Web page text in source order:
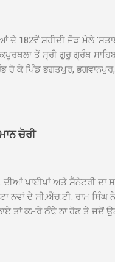
ਦੇ 182ਵੇਂ ਸ਼ਹੀਦੀ ਜੋੜ ਮੇਲੇ
ਤੋਂ ਸ੍ਰੀ ਗੁਰੂ ਗ੍ਰੰਥ
ਹੋ ਕੇ ਪਿੰਡ ਭਗਤਪੁਰ,
ਸ੍ਰੀ ਦਮਦਮਾ ਸਾਹਿਬ
ਦੀ ਗੂੰਜ ਵਿਚ ਨਿੱਘਾ
ਅਰਦਾਸ ਹੋਈ। ਇਸ ਮੌਕੇ ਪੰਜ
ਸੰਤ ਬਾਬਾ ਹਰਜੀਤ ਸਿੰਘ
ਚੋਰੀ
ਪਾਈਪਾਂ ਅਤੇ ਸੈਨੇਟਰੀ ਦਾ
ਨਵਾਂ ਦੇ ਸੀ.ਐੱਚ.ਟੀ. ਰਾਮ
ਤਾਂ ਕਮਰੇ ਠੰਢੇ ਨਾ ਹੋਣ ਤੇ ਜਦੋਂ
ਗੇੜਾ ਮਾਰਦੇ ਸਨ ਅਤੇ 20
ਮੈਂਬਰਾਂ ਅੰਜੂ ਬਾਲਾ,